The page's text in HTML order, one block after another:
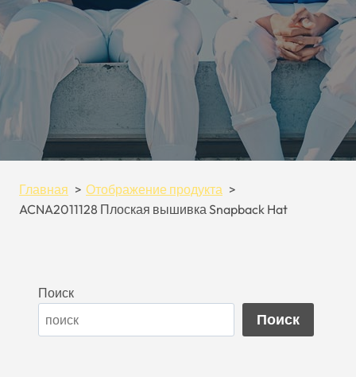
Главная
Отображение продукта
ACNA2011128 Плоская вышивка Snapback Hat
Поиск
Поиск